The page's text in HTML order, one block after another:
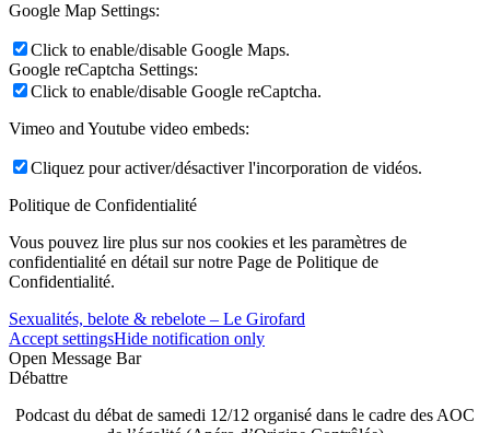
Google Map Settings:
Click to enable/disable Google Maps.
Google reCaptcha Settings:
Click to enable/disable Google reCaptcha.
Vimeo and Youtube video embeds:
Cliquez pour activer/désactiver l'incorporation de vidéos.
Politique de Confidentialité
Vous pouvez lire plus sur nos cookies et les paramètres de
confidentialité en détail sur notre Page de Politique de
Confidentialité.
Sexualités, belote & rebelote – Le Girofard
Accept settingsHide notification only
Open Message Bar
Débattre
Podcast du débat de samedi 12/12 organisé dans le cadre des AOC